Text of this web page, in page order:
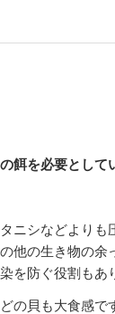
餌を必要として
ニシなどよりも
他の生き物の
を防ぐ役割もあ
の貝も大食感